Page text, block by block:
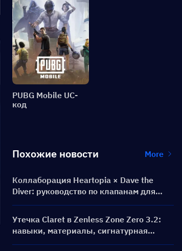
PUBG Mobile UC-
код
Похожие новости More
Коллаборация Heartopia × Dave the
Diver: руководство по клапанам для
дайвинга и наградам
Утечка Claret в Zenless Zone Zero 3.2:
навыки, материалы, сигнатурная
амплификатор и Ментальная картина